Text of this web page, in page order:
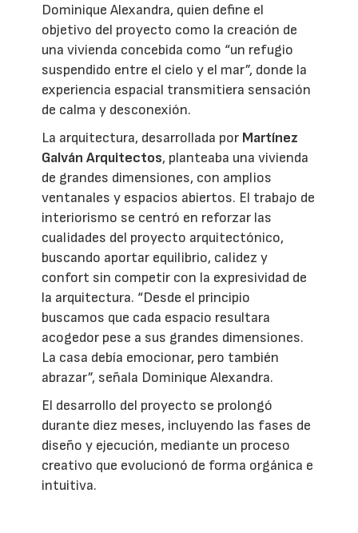
Dominique Alexandra, quien define el
objetivo del proyecto como la creación de
una vivienda concebida como “un refugio
suspendido entre el cielo y el mar”, donde la
experiencia espacial transmitiera sensación
de calma y desconexión.
La arquitectura, desarrollada por Martínez
Galván Arquitectos, planteaba una vivienda
de grandes dimensiones, con amplios
ventanales y espacios abiertos. El trabajo de
interiorismo se centró en reforzar las
cualidades del proyecto arquitectónico,
buscando aportar equilibrio, calidez y
confort sin competir con la expresividad de
la arquitectura. “Desde el principio
buscamos que cada espacio resultara
acogedor pese a sus grandes dimensiones.
La casa debía emocionar, pero también
abrazar”, señala Dominique Alexandra.
El desarrollo del proyecto se prolongó
durante diez meses, incluyendo las fases de
diseño y ejecución, mediante un proceso
creativo que evolucionó de forma orgánica e
intuitiva.